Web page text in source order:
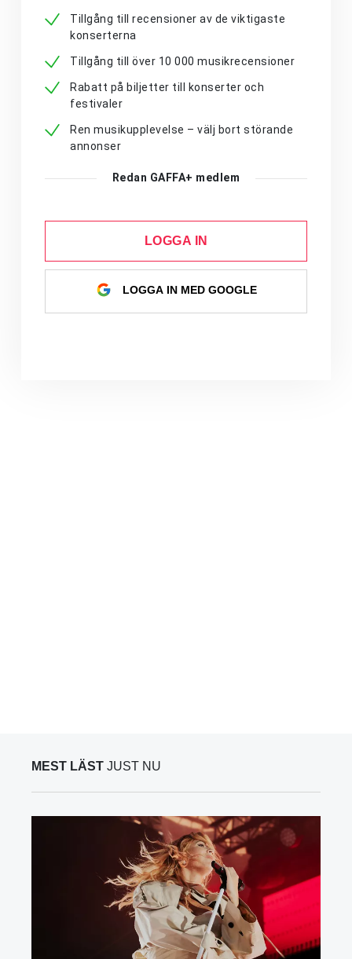
Tillgång till recensioner av de viktigaste
konserterna
Tillgång till över 10 000 musikrecensioner
Rabatt på biljetter till konserter och
festivaler
Ren musikupplevelse – välj bort störande
annonser
Redan GAFFA+ medlem
LOGGA IN
LOGGA IN MED GOOGLE
MEST LÄST JUST NU